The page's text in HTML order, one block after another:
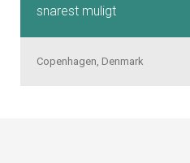
snarest muligt
Copenhagen, Denmark